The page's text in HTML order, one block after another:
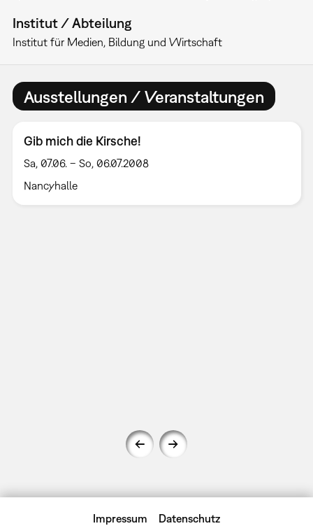
Institut / Abteilung
Institut für Medien, Bildung und Wirtschaft
Ausstellungen / Veranstaltungen
Gib mich die Kirsche!
Sa, 07.06. – So, 06.07.2008
Nancyhalle
Impressum Datenschutz